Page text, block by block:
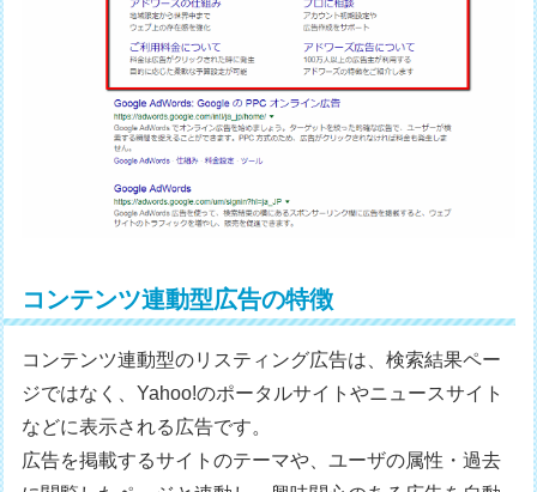
コンテンツ連動型広告の特徴
コンテンツ連動型のリスティング広告は、検索結果ペー
ジではなく、Yahoo!のポータルサイトやニュースサイト
などに表示される広告です。
広告を掲載するサイトのテーマや、ユーザの属性・過去